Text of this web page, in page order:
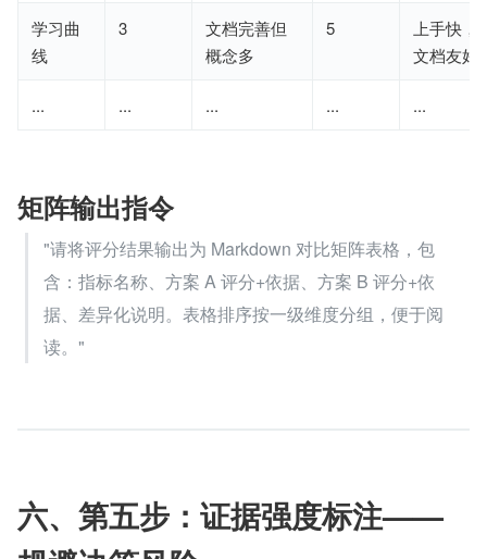
学习曲
线
3
文档完善但
概念多
5
上手快，
文档友好
... ... ... ... ...
矩阵输出指令
"请将评分结果输出为 Markdown 对比矩阵表格，包
含：指标名称、方案 A 评分+依据、方案 B 评分+依
据、差异化说明。表格排序按一级维度分组，便于阅
读。"
六、第五步：证据强度标注——